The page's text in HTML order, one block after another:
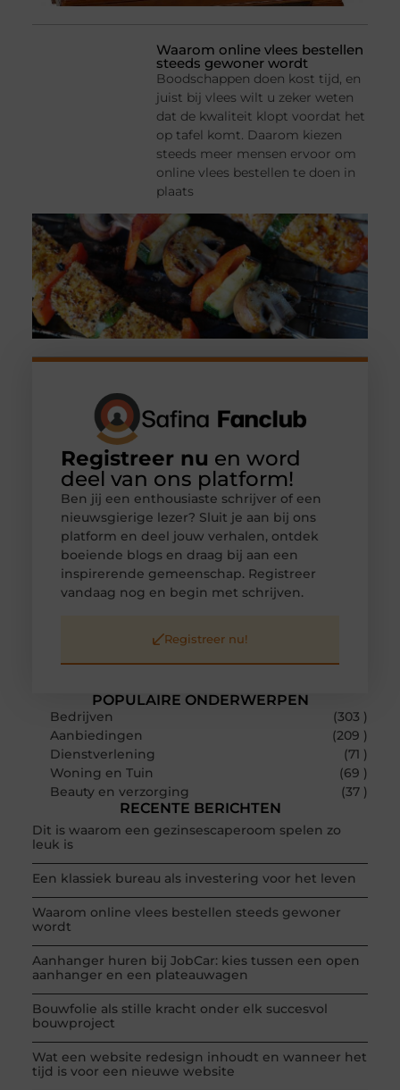
Waarom online vlees bestellen
steeds gewoner wordt
Boodschappen doen kost tijd, en
juist bij vlees wilt u zeker weten
dat de kwaliteit klopt voordat het
op tafel komt. Daarom kiezen
steeds meer mensen ervoor om
online vlees bestellen te doen in
plaats
POPULAIRE ONDERWERPEN
Bedrijven
(303 )
Aanbiedingen
(209 )
Dienstverlening
(71 )
Woning en Tuin
(69 )
Beauty en verzorging
(37 )
RECENTE BERICHTEN
Dit is waarom een gezinsescaperoom spelen zo
leuk is
Een klassiek bureau als investering voor het leven
Waarom online vlees bestellen steeds gewoner
wordt
Aanhanger huren bij JobCar: kies tussen een open
aanhanger en een plateauwagen
Bouwfolie als stille kracht onder elk succesvol
bouwproject
Wat een website redesign inhoudt en wanneer het
tijd is voor een nieuwe website
Registreer nu en word
deel van ons platform!
Ben jij een enthousiaste schrijver of een
nieuwsgierige lezer? Sluit je aan bij ons
platform en deel jouw verhalen, ontdek
boeiende blogs en draag bij aan een
inspirerende gemeenschap. Registreer
vandaag nog en begin met schrijven.
Registreer nu!